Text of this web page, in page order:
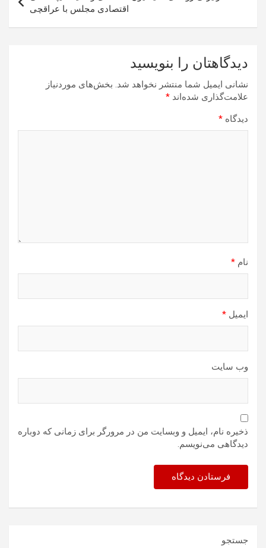
اقتصادی مجلس با عراقچی
دیدگاهتان را بنویسید
نشانی ایمیل شما منتشر نخواهد شد. بخش‌های موردنیاز
علامت‌گذاری شده‌اند *
دیدگاه *
نام *
ایمیل *
وب‌ سایت
ذخیره نام، ایمیل و وبسایت من در مرورگر برای زمانی که دوباره
دیدگاهی می‌نویسم.
جستجو